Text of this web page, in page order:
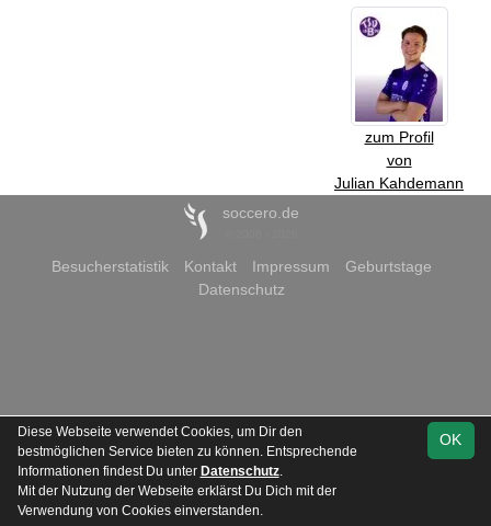
zum Profil
von
Julian Kahdemann
soccero.de
Besucherstatistik Kontakt Impressum
Geburtstage
Datenschutz
OK
Diese Webseite verwendet Cookies, um Dir den
bestmöglichen Service bieten zu können. Entsprechende
Informationen findest Du unter Datenschutz.
Mit der Nutzung der Webseite erklärst Du Dich mit der
Verwendung von Cookies einverstanden.